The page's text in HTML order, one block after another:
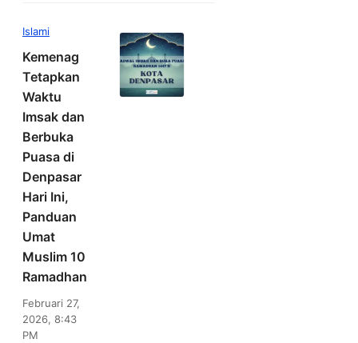
Islami
Kemenag
Tetapkan
Waktu
Imsak dan
Berbuka
Puasa di
Denpasar
Hari Ini,
Panduan
Umat
Muslim 10
Ramadhan
Februari 27,
2026, 8:43
PM